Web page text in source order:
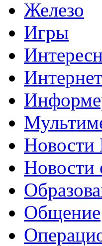
Железо
Игры
Новости
Общение